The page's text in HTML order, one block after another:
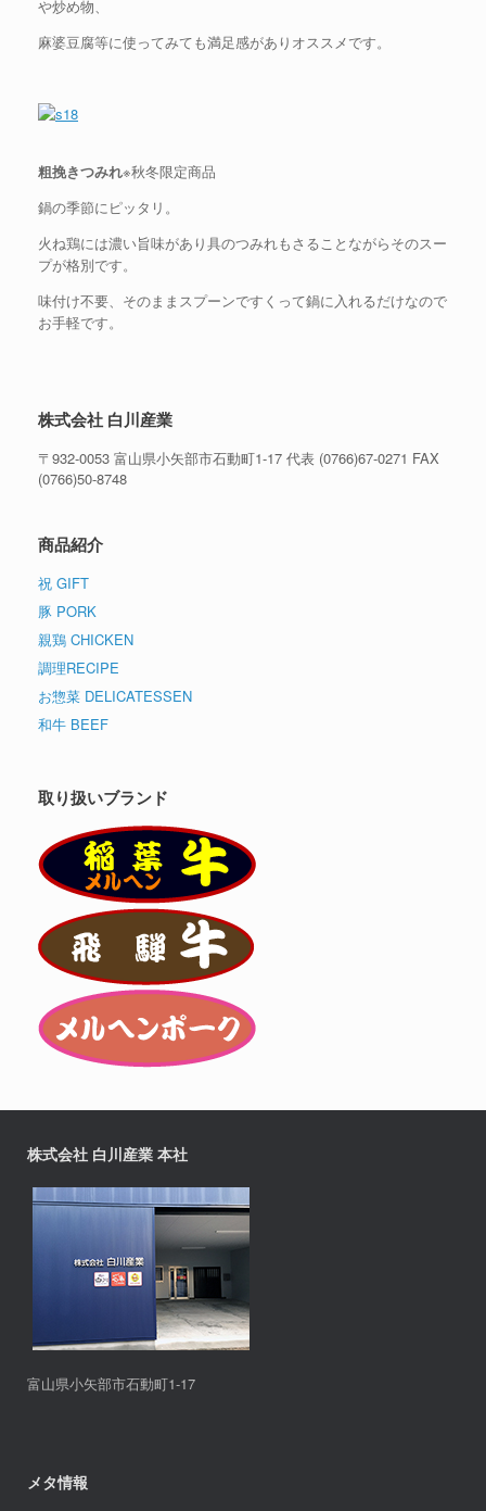
や炒め物、
麻婆豆腐等に使ってみても満足感がありオススメです。
粗挽きつみれ※秋冬限定商品
鍋の季節にピッタリ。
火ね鶏には濃い旨味があり具のつみれもさることながらそのスー
プが格別です。
味付け不要、そのままスプーンですくって鍋に入れるだけなので
お手軽です。
株式会社 白川産業
〒932-0053 富山県小矢部市石動町1-17 代表 (0766)67-0271 FAX
(0766)50-8748
商品紹介
祝 GIFT
豚 PORK
親鶏 CHICKEN
調理RECIPE
お惣菜 DELICATESSEN
和牛 BEEF
取り扱いブランド
株式会社 白川産業 本社
富山県小矢部市石動町1-17
メタ情報